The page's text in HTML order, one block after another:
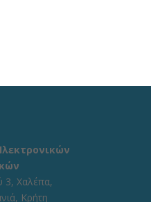
3, Χαλέπα,
Κρήτη